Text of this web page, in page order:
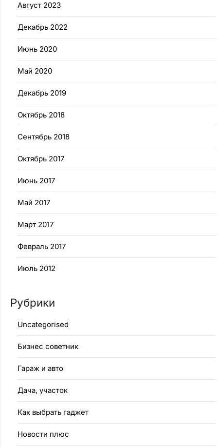
Август 2023
Декабрь 2022
Июнь 2020
Май 2020
Декабрь 2019
Октябрь 2018
Сентябрь 2018
Октябрь 2017
Июнь 2017
Май 2017
Март 2017
Февраль 2017
Июль 2012
Рубрики
Uncategorised
Бизнес советник
Гараж и авто
Дача, участок
Как выбрать гаджет
Новости плюс